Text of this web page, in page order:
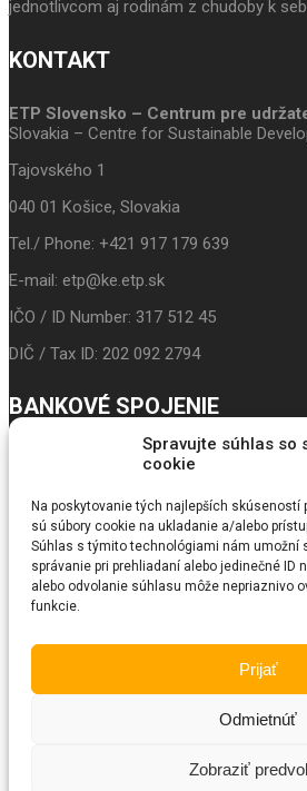
Spravujte súhlas so
cookie
Na poskytovanie tých najlepších skúseností
sú súbory cookie na ukladanie a/alebo
Súhlas s týmito technológiami nám umožní
správanie pri prehliadaní alebo jedinečné ID
alebo odvolanie súhlasu môže nepriaznivo
funkcie.
Prijať
Odmietnúť
Zobraziť
jednotlivcom aj rodinám z chudoby k
KONTAKT
ETP Slovensko – Centrum pre
Slovakia – Centre for Sustainable
Tajovského 1
040 01 Košice, Slovakia
Tel./ Phone: +421 917 179 639
E-mail: etp@ke.etp.sk
IČO / ID Number: 317 512 45
DIČ / Tax ID: 202 092 2794
BANKOVÉ SPOJENIE
IBAN: SK24 3100 0000 0043 5017 9117
Prima banka
BIC/SWIFT: LUBASKBX
SEARCH
. All Rights